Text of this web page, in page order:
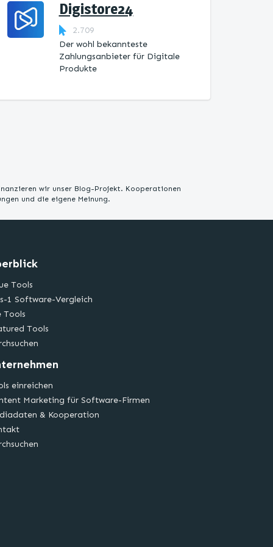
Digistore24
2.709
Der wohl bekannteste
Zahlungsanbieter für Digitale
Produkte
wir unser Blog-Projekt. Kooperationen
und die eigene Meinung.
Tools
1 Software-Vergleich
Tools
Tools
einreichen
Marketing für Software-Firmen
& Kooperation